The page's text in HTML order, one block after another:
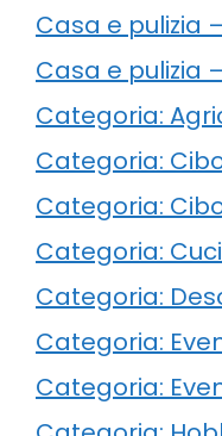
Casa e pulizia
Casa e pulizia
Categoria:
Categoria:
Categoria:
Categoria:
Categoria:
Categoria:
Categoria: